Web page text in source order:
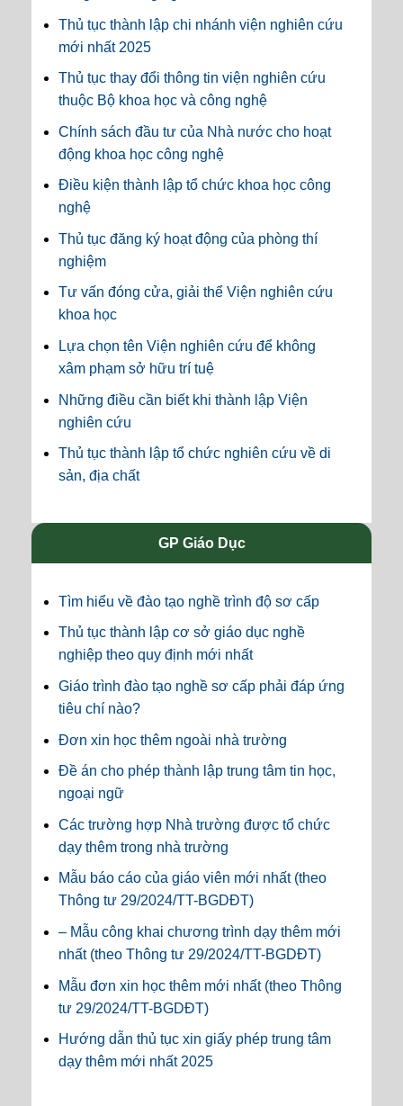
Thủ tục thành lập chi nhánh viện nghiên cứu
mới nhất 2025
Thủ tục thay đổi thông tin viện nghiên cứu
thuộc Bộ khoa học và công nghệ
Chính sách đầu tư của Nhà nước cho hoạt
động khoa học công nghệ
Điều kiện thành lập tổ chức khoa học công
nghệ
Thủ tục đăng ký hoạt động của phòng thí
nghiệm
Tư vấn đóng cửa, giải thể Viện nghiên cứu
khoa học
Lựa chọn tên Viện nghiên cứu để không
xâm phạm sở hữu trí tuệ
Những điều cần biết khi thành lập Viện
nghiên cứu
Thủ tục thành lập tổ chức nghiên cứu về di
sản, địa chất
GP Giáo Dục
Tìm hiểu về đào tạo nghề trình độ sơ cấp
Thủ tục thành lập cơ sở giáo dục nghề
nghiệp theo quy định mới nhất
Giáo trình đào tạo nghề sơ cấp phải đáp ứng
tiêu chí nào?
Đơn xin học thêm ngoài nhà trường
Đề án cho phép thành lập trung tâm tin học,
ngoại ngữ
Các trường hợp Nhà trường được tổ chức
dạy thêm trong nhà trường
Mẫu báo cáo của giáo viên mới nhất (theo
Thông tư 29/2024/TT-BGDĐT)
– Mẫu công khai chương trình dạy thêm mới
nhất (theo Thông tư 29/2024/TT-BGDĐT)
Mẫu đơn xin học thêm mới nhất (theo Thông
tư 29/2024/TT-BGDĐT)
Hướng dẫn thủ tục xin giấy phép trung tâm
dạy thêm mới nhất 2025